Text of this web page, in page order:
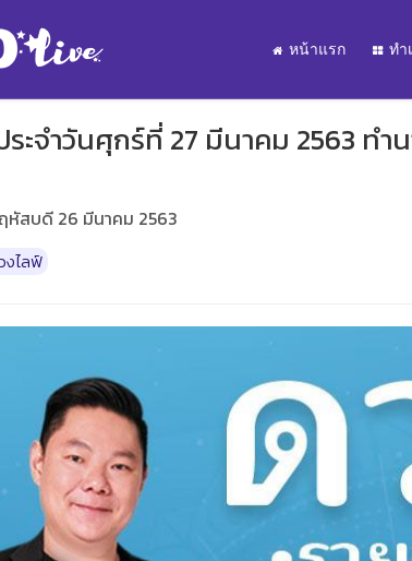
หน้าแรก ทำ
ะจำวันศุกร์ที่ 27 มีนาคม 2563 ทำ
หัสบดี 26 มีนาคม 2563
ไลฟ์